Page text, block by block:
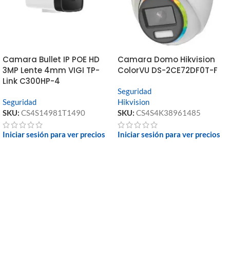
Camara Bullet IP POE HD
3MP Lente 4mm VIGI TP-
Link C300HP-4
Seguridad
SKU: CS4S14981T1490
Iniciar sesión para ver precios
Camara Domo Hikvision
ColorVU DS-2CE72DF0T-F
Seguridad
Hikvision
SKU: CS4S4K38961485
Iniciar sesión para ver precios